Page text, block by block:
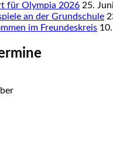
für Olympia 2026 25.
an der Grundschule
im Freundeskreis